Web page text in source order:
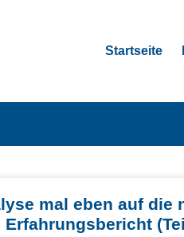
Startseite
mal eben auf die
Erfahrungsbericht